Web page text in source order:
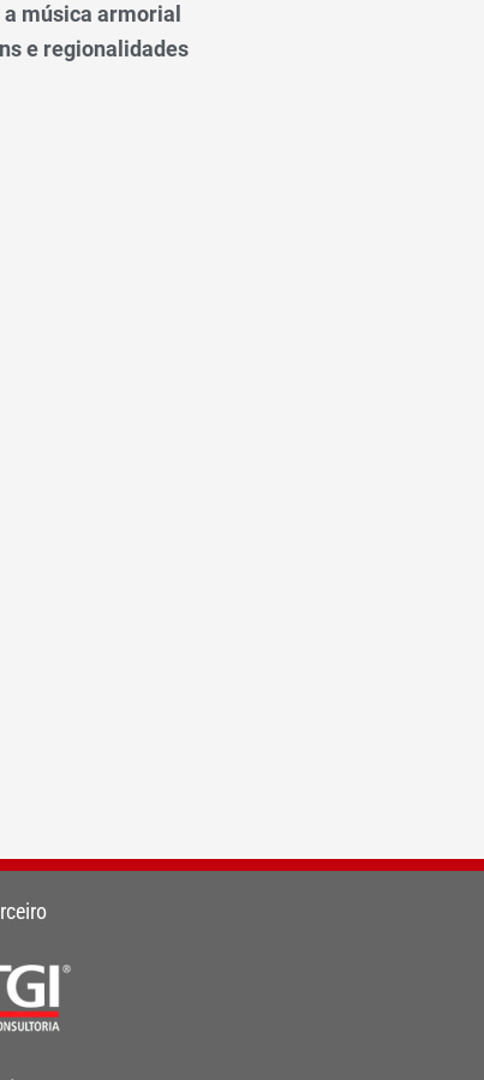
música armorial
e regionalidades